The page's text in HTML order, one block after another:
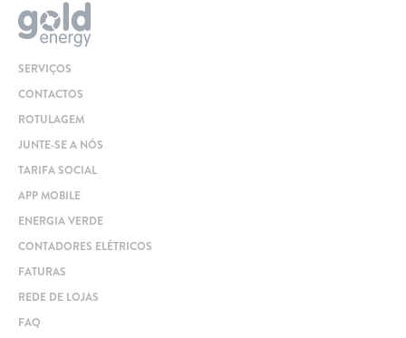
SERVIÇOS
CONTACTOS
ROTULAGEM
JUNTE-SE A NÓS
TARIFA SOCIAL
APP MOBILE
ENERGIA VERDE
CONTADORES ELÉTRICOS
FATURAS
REDE DE LOJAS
FAQ